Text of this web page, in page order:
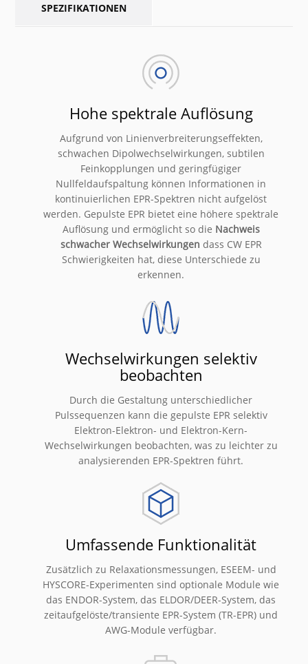
SPEZIFIKATIONEN
Hohe spektrale Auflösung
Aufgrund von Linienverbreiterungseffekten,
schwachen Dipolwechselwirkungen, subtilen
Feinkopplungen und geringfügiger
Nullfeldaufspaltung können Informationen in
kontinuierlichen EPR-Spektren nicht aufgelöst
werden. Gepulste EPR bietet eine höhere spektrale
Auflösung und ermöglicht so die Nachweis
schwacher Wechselwirkungen dass CW EPR
Schwierigkeiten hat, diese Unterschiede zu
erkennen.
Wechselwirkungen selektiv
beobachten
Durch die Gestaltung unterschiedlicher
Pulssequenzen kann die gepulste EPR selektiv
Elektron-Elektron- und Elektron-Kern-
Wechselwirkungen beobachten, was zu leichter zu
analysierenden EPR-Spektren führt.
Umfassende Funktionalität
Zusätzlich zu Relaxationsmessungen, ESEEM- und
HYSCORE-Experimenten sind optionale Module wie
das ENDOR-System, das ELDOR/DEER-System, das
zeitaufgelöste/transiente EPR-System (TR-EPR) und
AWG-Module verfügbar.